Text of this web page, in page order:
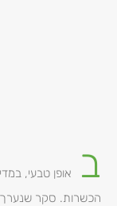
ב
אופן טבעי,